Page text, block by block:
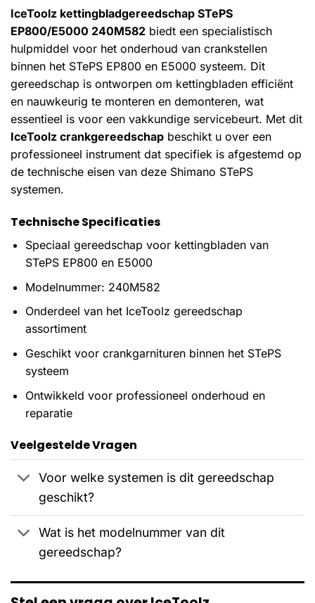
IceToolz kettingbladgereedschap STePS
EP800/E5000 240M582 biedt een specialistisch
hulpmiddel voor het onderhoud van crankstellen
binnen het STePS EP800 en E5000 systeem. Dit
gereedschap is ontworpen om kettingbladen efficiënt
en nauwkeurig te monteren en demonteren, wat
essentieel is voor een vakkundige servicebeurt. Met dit
IceToolz crankgereedschap beschikt u over een
professioneel instrument dat specifiek is afgestemd op
de technische eisen van deze Shimano STePS
systemen.
Technische Specificaties
Speciaal gereedschap voor kettingbladen van
STePS EP800 en E5000
Modelnummer: 240M582
Onderdeel van het IceToolz gereedschap
assortiment
Geschikt voor crankgarnituren binnen het STePS
systeem
Ontwikkeld voor professioneel onderhoud en
reparatie
Veelgestelde Vragen
Voor welke systemen is dit gereedschap
geschikt?
Wat is het modelnummer van dit
gereedschap?